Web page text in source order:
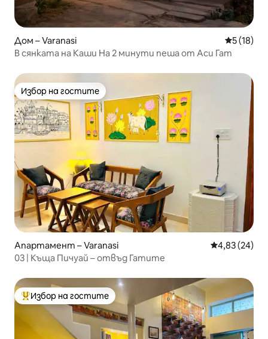
Дом – Varanasi Средна
5 (18)
В сянката на Каши На 2 минути пеша от Аси Гат
Избор на гостите
Избор на гостите
Апартамент – Varanasi Средна
4,83 (24)
03 | Къща Пичуай – отвъд Гатите
Най-популярен избор на гостите
Избор на гостите